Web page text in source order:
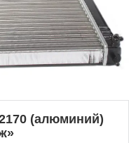
(алюминий)